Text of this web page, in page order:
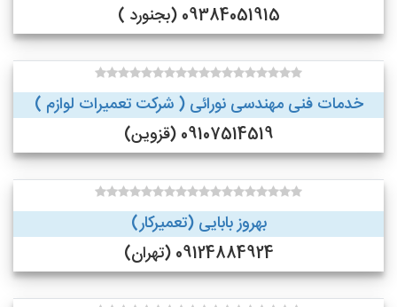
09384051915 (بجنورد )
خدمات فنی مهندسی نورائی ( شرکت تعمیرات لوازم )
09107514519 (قزوین)
بهروز بابایی (تعمیرکار)
09124884924 (تهران)